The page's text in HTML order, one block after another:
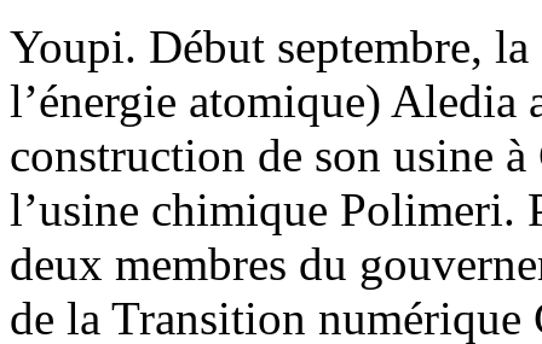
Youpi. Début septembre,
l’énergie atomique) Aledia
construction de son usine
l’usine chimique Polimeri.
deux membres du
de la Transition numérique